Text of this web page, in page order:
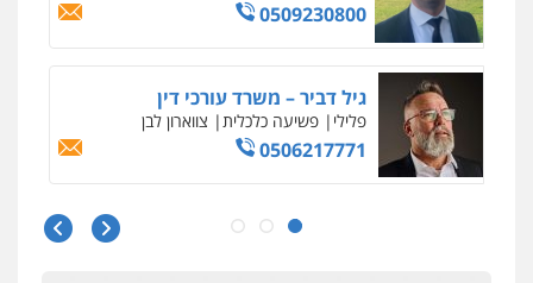
0509230800
גיל דביר – משרד עורכי דין
פלילי פשיעה כלכלית צווארון לבן
0506217771
סלימאן אבו שעירה – משרד עורכי דין